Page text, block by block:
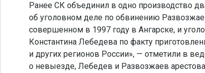
Ранее СК объединил в одно производство
об уголовном деле по обвинению
совершенном в 1997 году в Ангарске, и
Константина Лебедева по факту
и других регионов России», — отметили в
о невыезде, Лебедев и Развозжаев